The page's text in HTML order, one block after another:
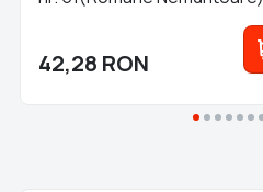
42,28 RON